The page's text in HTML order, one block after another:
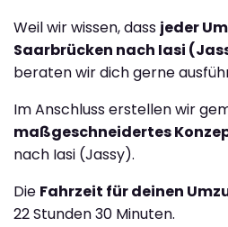
Weil wir wissen, dass jeder
Saarbrücken nach Iasi
beraten wir dich gerne
Im Anschluss erstellen wir
maßgeschneidertes
nach Iasi (Jassy).
Die Fahrzeit für deinen
22 Stunden 30 Minuten.